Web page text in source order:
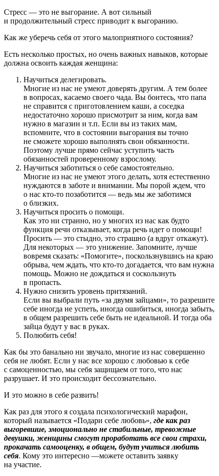
Стресс — это не выгорание. А вот сильный
и продолжительный стресс приводит к выгоранию.
Как же уберечь себя от этого малоприятного состояния?
Есть несколько простых, но очень важных навыков, которые
должна освоить каждая женщина:
Научиться делегировать.
Многие из нас не умеют доверять другим. А тем более
в вопросах, касаемо своего чада. Вы боитесь, что папа
не справится с приготовлением каши, а соседка
недостаточно хорошо присмотрит за ним, когда вам
нужно в магазин и т.п. Если вы из таких мам,
вспомните, что в состоянии выгорания вы точно
не сможете хорошо выполнять свои обязанности.
Поэтому лучше прямо сейчас уступить часть
обязанностей проверенному взрослому.
Научиться заботиться о себе самостоятельно.
Многие из нас не умеют этого делать, хотя естественно
нуждаются в заботе и внимании. Мы порой ждем, что
о нас кто-то позаботится — ведь мы же заботимся
о близких.
Научиться просить о помощи.
Как это ни странно, но у многих из нас как будто
функция речи отказывает, когда речь идет о помощи!
Просить — это стыдно, это страшно (а вдруг откажут).
Для некоторых — это унижение. Запомните, лучше
вовремя сказать: «Помогите», поскользнувшись на краю
обрыва, чем ждать, что кто-то догадается, что вам нужна
помощь. Можно не дождаться и соскользнуть
в пропасть.
Нужно снизить уровень притязаний.
Если вы выбрали путь «за двумя зайцами», то разрешите
себе иногда не успеть, иногда ошибиться, иногда забыть,
в общем разрешить себе быть не идеальной. И тогда оба
зайца будут у вас в руках.
Полюбить себя!
Как бы это банально ни звучало, многие из нас совершенно
себя не любят. Если у нас все хорошо с любовью к себе
с самоценностью, мы себя защищаем от того, что нас
разрушает. И это происходит бессознательно.
И это можно в себе развить!
Как раз для этого я создала психологический марафон,
который называется «Подари себе любовь», где как раз
выгоревшие, эмоционально не стабильные, тревожные
девушки, женщины смогут проработать все свои страхи,
прокачать самооценку, в общем, будут учиться любить
себя. Кому это интересно —можете оставить заявку
на участие.